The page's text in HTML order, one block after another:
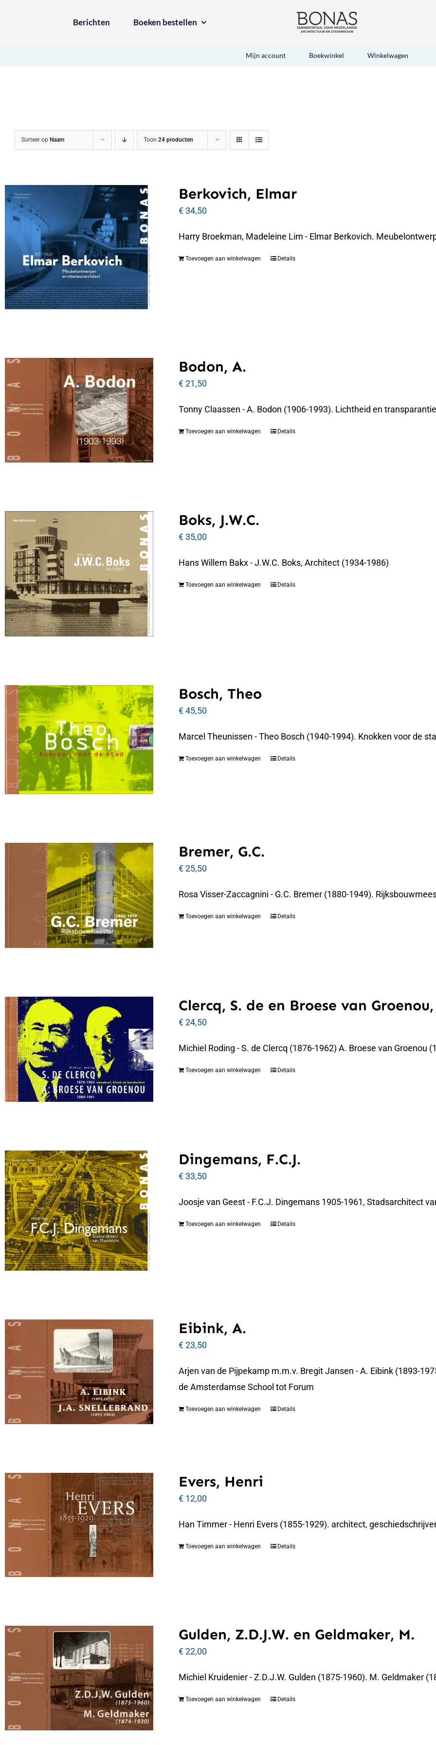
Berichten Boeken bestellen
Mijn account Boekwinkel Winkelwagen
Sorteer op Naam Toon 24 producten
Berkovich, Elmar
€34,50
Harry Broekman, Madeleine Lim - Elmar Berkovich.
Toevoegen aan winkelwagen Details
Bodon, A.
€21,50
Tonny Claassen - A. Bodon (1906-1993). Lichtheid en
Toevoegen aan winkelwagen Details
Boks, J.W.C.
€35,00
Hans Willem Bakx - J.W.C. Boks, Architect (1934-1986)
Toevoegen aan winkelwagen Details
Bosch, Theo
€45,50
Marcel Theunissen - Theo Bosch (1940-1994). Knokken voor de
Toevoegen aan winkelwagen Details
Bremer, G.C.
€25,50
Rosa Visser-Zaccagnini - G.C. Bremer (1880-1949).
Toevoegen aan winkelwagen Details
Clercq, S. de en Broese van
€24,50
Michiel Roding - S. de Clercq (1876-1962) A. Broese van Groenou
Toevoegen aan winkelwagen Details
Dingemans, F.C.J.
€33,50
Joosje van Geest - F.C.J. Dingemans 1905-1961, Stadsarchitect
Toevoegen aan winkelwagen Details
Eibink, A.
€23,50
Arjen van de Pijpekamp m.m.v. Bregit Jansen - A. Eibink (1893-
de Amsterdamse School tot Forum
Toevoegen aan winkelwagen Details
Evers, Henri
€ 12,00
Han Timmer - Henri Evers (1855-1929). architect,
Toevoegen aan winkelwagen Details
Gulden, Z.D.J.W. en Geldmaker, M.
€22,00
Michiel Kruidenier - Z.D.J.W. Gulden (1875-1960). M. Geldmaker
Toevoegen aan winkelwagen Details